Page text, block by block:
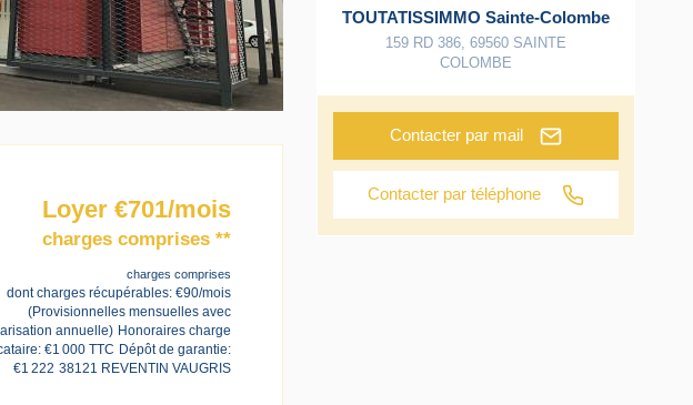
Loyer €701/mois
charges comprises **
charges comprises
dont charges récupérables: €90/mois
(Provisionnelles mensuelles avec
annuelle) Honoraires charge
€1 000 TTC Dépôt de garantie:
€1 222 38121 REVENTIN VAUGRIS
TOUTATISSIMMO Sainte-Colombe
159 RD 386, 69560 SAINTE
COLOMBE
Contacter par mail
Contacter par téléphone